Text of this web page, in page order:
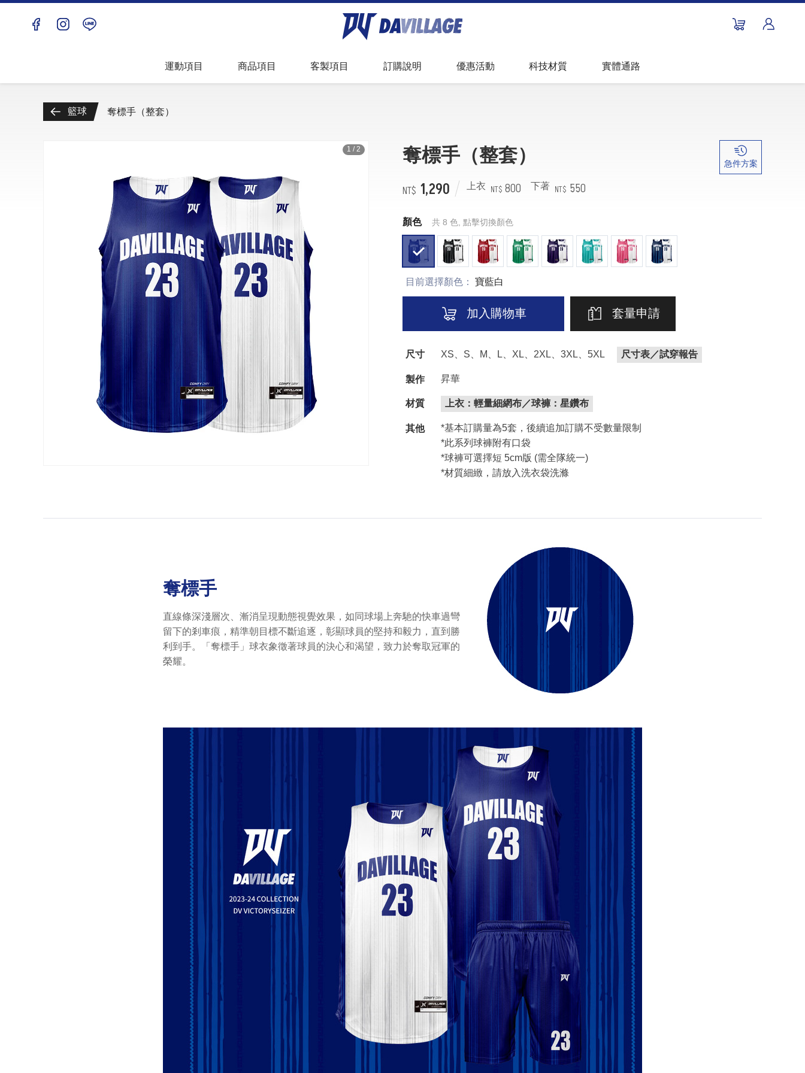
運動項目
匹克球 商品項目
包袋配件 客製項目
球衣故事
尺寸測量方式 訂購說明
常見問題 優惠活動 科技材質 實體通路
籃球 奪標手（整套）
1 /2 奪標手（整套）
1,290 上衣 800 下著 550
顏色 共 8 色, 點擊切換顏色
目前選擇顏色： 寶藍白
加入購物車 套量申請
尺寸 XS、S、M、L、XL、2XL、3XL、5XL 尺寸表／試穿報告
製作 昇華
材質 上衣：輕量細網布／球褲：星鑽布
其他
*基本訂購量為5套，後續追加訂購不受數量限制
*此系列球褲附有口袋
*球褲可選擇短 5cm版 (需全隊統一)
*材質細緻，請放入洗衣袋洗滌
急件方案
奪標手
直線條深淺層次、漸消呈現動態視覺效果，如同球場上奔馳的快車過彎
留下的剎車痕，精準朝目標不斷追逐，彰顯球員的堅持和毅力，直到勝
利到手。「奪標手」球衣象徵著球員的決心和渴望，致力於奪取冠軍的
榮耀。